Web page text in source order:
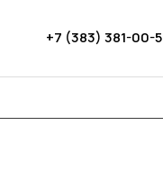
+7 (383) 381-00-